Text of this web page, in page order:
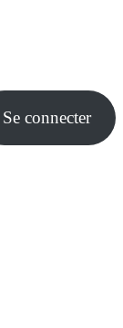
Se connecter